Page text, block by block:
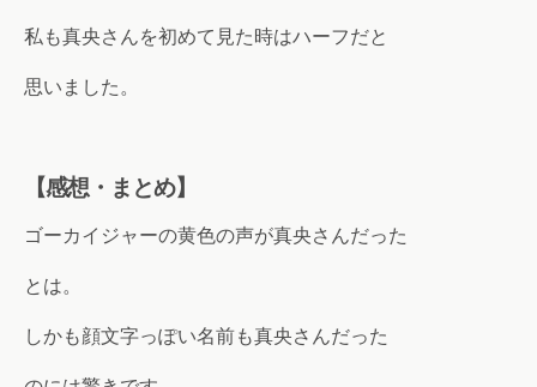
私も真央さんを初めて見た時はハーフだと
思いました。
【感想・まとめ】
ゴーカイジャーの黄色の声が真央さんだった
とは。
しかも顔文字っぽい名前も真央さんだった